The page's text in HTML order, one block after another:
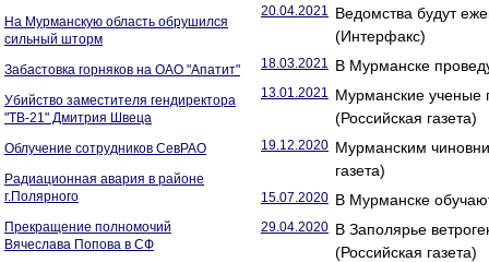
На Мурманскую область обрушился
сильный шторм
Забастовка горняков на ОАО "Апатит"
Убийство заместителя гендиректора
"ТВ-21" Дмитрия Швеца
Облучение сотрудников СевРАО
Радиационная авария в районе
г.Полярного
Прекращение полномочий
Вячеслава Попова в СФ
20.04.2021 Ведомства будут
(Интерфакс)
18.03.2021 В Мурманске
13.01.2021 Мурманские ученые
(Российская газета)
19.12.2020 Мурманским
газета)
15.07.2020 В Мурманске
29.04.2020 В Заполярье
(Российская газета)